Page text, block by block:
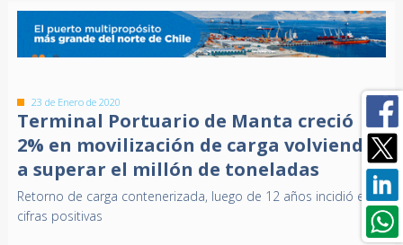
23 de Enero de 2020
Terminal Portuario de Manta creció
2% en movilización de carga volviendo
a superar el millón de toneladas
Retorno de carga contenerizada, luego de 12 años incidió en
cifras positivas